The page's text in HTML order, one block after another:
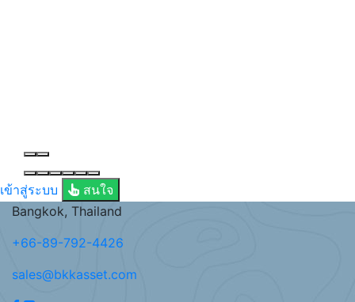
เข้าสู่ระบบ
สนใจ
Bangkok, Thailand
+66-89-792-4426
sales@bkkasset.com